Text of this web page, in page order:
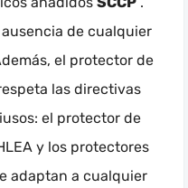
de cualquier
el protector de
las directivas
el protector de
y los protectores
adaptan a cualquier